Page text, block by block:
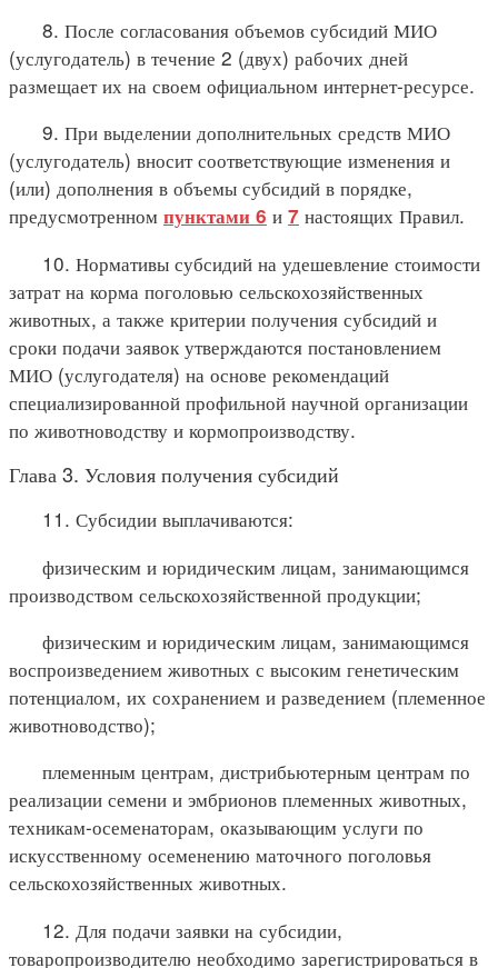
8. После согласования объемов субсидий МИО
(услугодатель) в течение 2 (двух) рабочих дней
размещает их на своем официальном интернет-ресурсе.
9. При выделении дополнительных средств МИО
(услугодатель) вносит соответствующие изменения и
(или) дополнения в объемы субсидий в порядке,
предусмотренном пунктами 6 и 7 настоящих Правил.
10. Нормативы субсидий на удешевление стоимости
затрат на корма поголовью сельскохозяйственных
животных, а также критерии получения субсидий и
сроки подачи заявок утверждаются постановлением
МИО (услугодателя) на основе рекомендаций
специализированной профильной научной организации
по животноводству и кормопроизводству.
Глава 3. Условия получения субсидий
11. Субсидии выплачиваются:
физическим и юридическим лицам, занимающимся
производством сельскохозяйственной продукции;
физическим и юридическим лицам, занимающимся
воспроизведением животных с высоким генетическим
потенциалом, их сохранением и разведением (племенное
животноводство);
племенным центрам, дистрибьютерным центрам по
реализации семени и эмбрионов племенных животных,
техникам-осеменаторам, оказывающим услуги по
искусственному осеменению маточного поголовья
сельскохозяйственных животных.
12. Для подачи заявки на субсидии,
товаропроизводителю необходимо зарегистрироваться в